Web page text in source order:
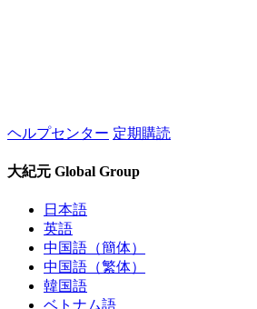
ヘルプセンター 定期購読
大紀元 Global Group
日本語
英語
中国語（簡体）
中国語（繁体）
韓国語
ベトナム語